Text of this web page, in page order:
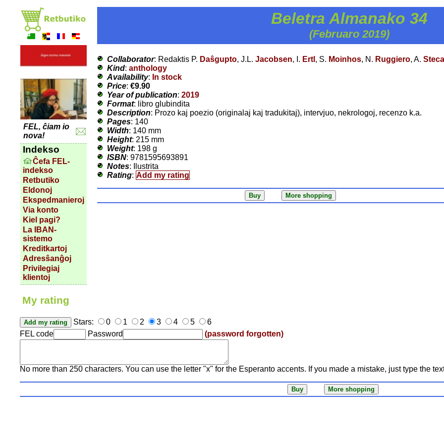
FEL, ĉiam io
nova!
Indekso
Ĉefa FEL-
indekso
Retbutiko
Eldonoj
Ekspedmanieroj
Via konto
Kiel pagi?
La IBAN-
sistemo
Kreditkartoj
Adresŝanĝoj
Privilegiaj
klientoj
Beletra Almanako 34
(Februaro 2019)
Collaborator: Redaktis P. Daŝgupto, J.L. Jacobsen, I. Ertl , S. Moinhos, N. Ruggiero, A.
Kind: anthology
Availability: In stock
Price: €9.90
Year of publication: 2019
Format: libro glubindita
Description: Prozo kaj poezio (originalaj kaj tradukitaj), intervjuo, nekrologoj, recenzo k.a.
Pages: 140
Width: 140 mm
Height: 215 mm
Weight: 198 g
ISBN: 9781595693891
Notes: Ilustrita
Rating: Add my rating
My rating
Stars: 0 1 2 3 4 5
6
FEL code
Password (password forgotten)
No more than 250 characters. You can use the letter "x" for the Esperanto accents. If you made a mistake, just type the